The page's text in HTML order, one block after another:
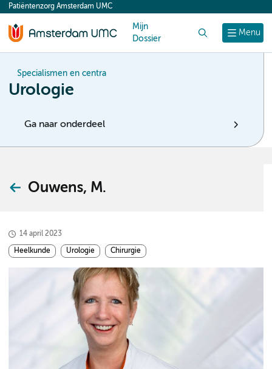
content
Menu
Patiëntenzorg Amsterdam UMC
Mijn
Dossier
Specialismen en centra
Urologie
Ga naar onderdeel
Ouwens, M.
14 april 2023
Heelkunde Urologie Chirurgie